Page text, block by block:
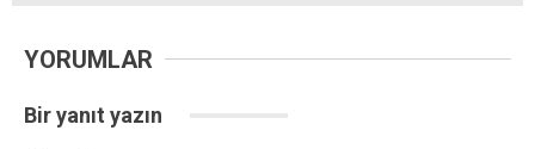
YORUMLAR
Bir yanıt yazın